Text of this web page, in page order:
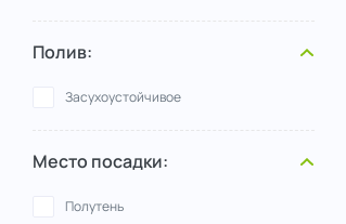
Полив:
Засухоустойчивое
Место посадки:
Полутень